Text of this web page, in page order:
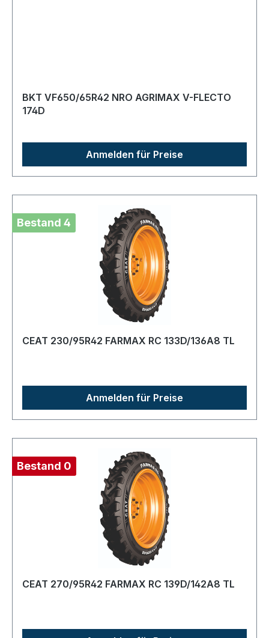
BKT VF650/65R42 NRO AGRIMAX V-FLECTO
174D
Anmelden für Preise
Bestand 4
CEAT 230/95R42 FARMAX RC 133D/136A8 TL
Anmelden für Preise
Bestand 0
CEAT 270/95R42 FARMAX RC 139D/142A8 TL